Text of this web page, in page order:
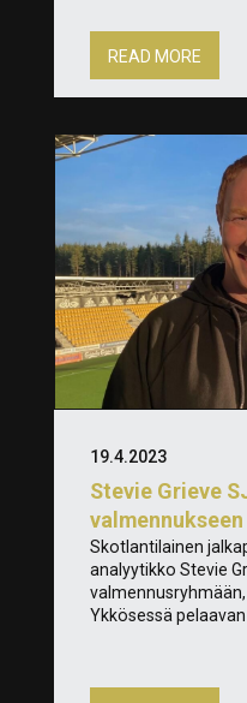
READ MORE
Stevie Grieve
valmennukseen
19.4.2023
Skotlantilainen
analyytikko Stevie
Ykkösessä pelaavan